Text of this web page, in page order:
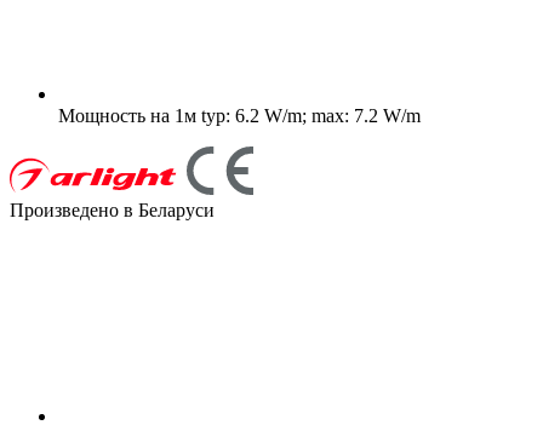
Мощность на 1м typ: 6.2 W/m; max: 7.2 W/m
Произведено в Беларуси